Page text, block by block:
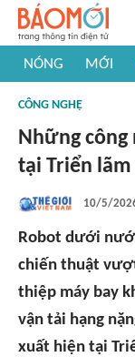
NÓNG MỚI
#Khám phá thế giới
CÔNG NGHỆ
Những
tại Triển
10/5/
Robot dưới
chiến thuật
thiệp máy bay
vận tải hạng
xuất hiện tại